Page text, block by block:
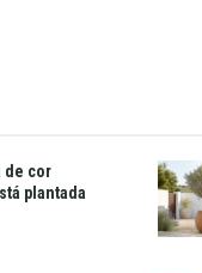
de cor
plantada